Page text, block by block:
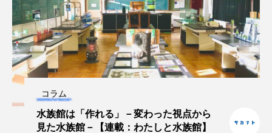
コラム
水族館は「作れる」－変わった視点から
見た水族館－【連載：わたしと水族館】